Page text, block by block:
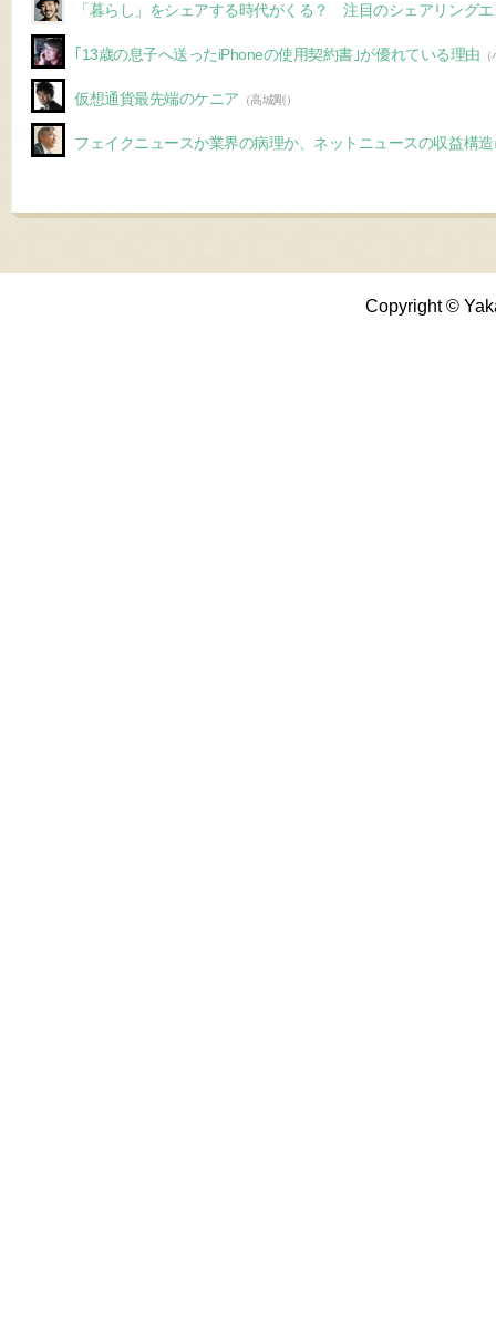
「暮らし」をシェアする時代がくる？ 注目のシェアリング
｢13歳の息子へ送ったiPhoneの使用契約書｣が優れている理由
仮想通貨最先端のケニア （高城剛）
フェイクニュースか業界の病理か、ネットニュースの収益構
Copyright ©